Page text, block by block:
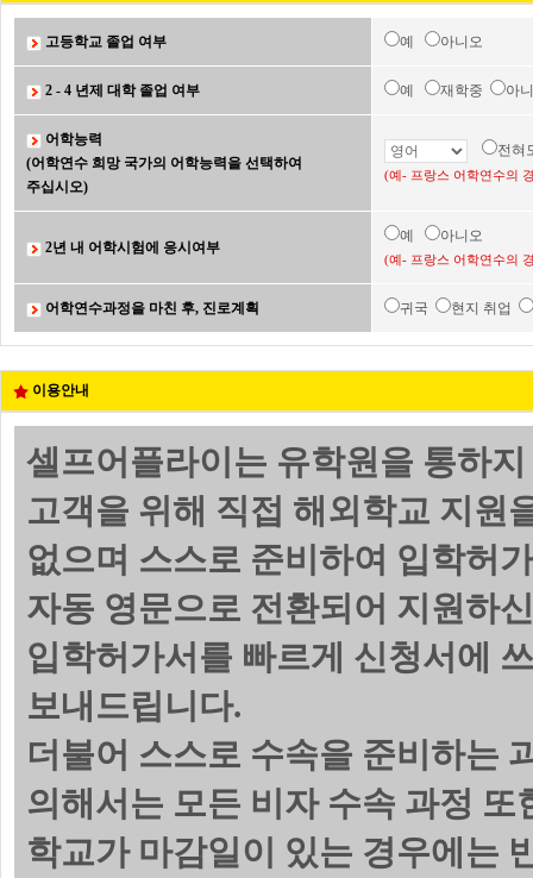
고등학교 졸업 여부 예 아니오
2 - 4 년제 대학 졸업 여부 예 재학중 아
어학능력
(어학연수 희망 국가의 어학능력을 선택하여
주십시오)
전
(예- 프랑스 어학연수의
2년 내 어학시험에 응시여부
예 아니오
(예- 프랑스 어학연수의
어학연수과정을 마친 후, 진로계획 귀국 현지 취업
이용안내
셀프어플라이는 유학원을 통하
고객을 위해 직접 해외학교 지원
없으며 스스로 준비하여 입학허
자동 영문으로 전환되어 지원하
입학허가서를 빠르게 신청서에
보내드립니다.
더불어 스스로 수속을 준비하는
의해서는 모든 비자 수속 과정
학교가 마감일이 있는 경우에는